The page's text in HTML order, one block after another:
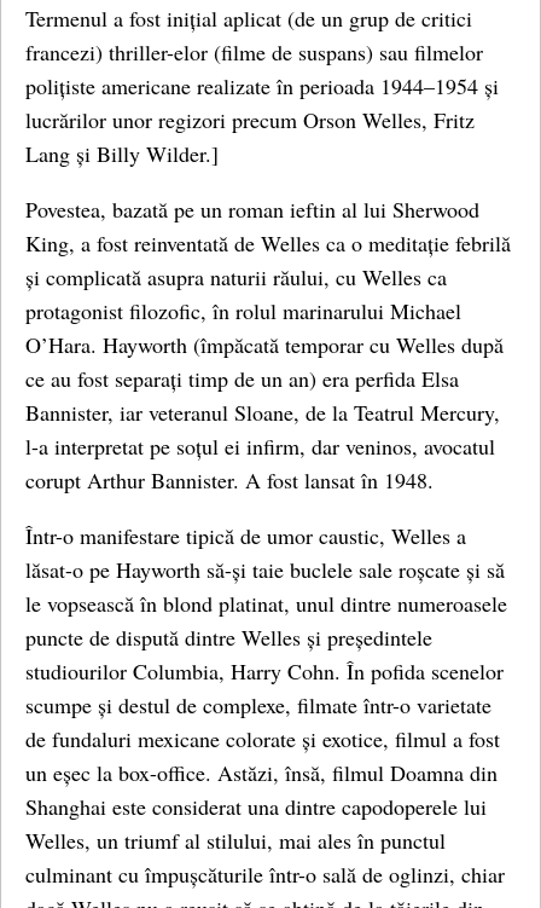
Termenul a fost inițial aplicat (de un grup de critici
francezi) thriller-elor (filme de suspans) sau filmelor
polițiste americane realizate în perioada 1944–1954 și
lucrărilor unor regizori precum Orson Welles, Fritz
Lang și Billy Wilder.]
Povestea, bazată pe un roman ieftin al lui Sherwood
King, a fost reinventată de Welles ca o meditație febrilă
și complicată asupra naturii răului, cu Welles ca
protagonist filozofic, în rolul marinarului Michael
O’Hara. Hayworth (împăcată temporar cu Welles după
ce au fost separați timp de un an) era perfida Elsa
Bannister, iar veteranul Sloane, de la Teatrul Mercury,
l-a interpretat ​​pe soțul ei infirm, dar veninos, avocatul
corupt Arthur Bannister. A fost lansat în 1948.
Într-o manifestare tipică de umor caustic, Welles a
lăsat-o pe Hayworth să-și taie buclele sale roșcate și să
le vopsească în blond platinat, unul dintre numeroasele
puncte de dispută dintre Welles și președintele
studiourilor Columbia, Harry Cohn. În pofida scenelor
scumpe și destul de complexe, filmate într-o varietate
de fundaluri mexicane colorate și exotice, filmul a fost
un eșec la box-office. Astăzi, însă, filmul Doamna din
Shanghai este considerat una dintre capodoperele lui
Welles, un triumf al stilului, mai ales în punctul
culminant cu împușcăturile într-o sală de oglinzi, chiar